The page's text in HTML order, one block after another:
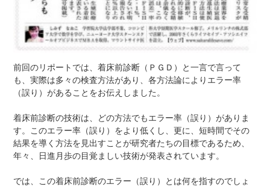
前回のリポートでは、着床前診断（ＰＧＤ）と一言で言って
も、実際は多々の検査方法があり、各方法論によりエラー率
（誤り）があることをお伝えしました。
着床前診断の技術は、どの方法でもエラー率（誤り）がありま
す。このエラー率（誤り）をより低くし、更に、短時間でその
結果を導く方法を見出すことが研究者たちの目標であるため、
年々、日進月歩の目覚ましい技術が発表されています。
では、この着床前診断のエラー（誤り）とは何を指すのでしょ